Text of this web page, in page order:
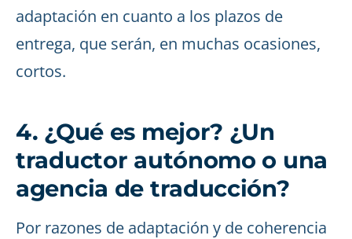
adaptación en cuanto a los plazos de
entrega, que serán, en muchas ocasiones,
cortos.
4. ¿Qué es mejor? ¿Un
traductor autónomo o una
agencia de traducción?
Por razones de adaptación y de coherencia